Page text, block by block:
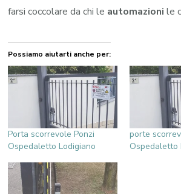
farsi coccolare da chi le automazioni le
Possiamo aiutarti anche per:
Porta scorrevole Ponzi
Ospedaletto Lodigiano
porte
Ospedaletto